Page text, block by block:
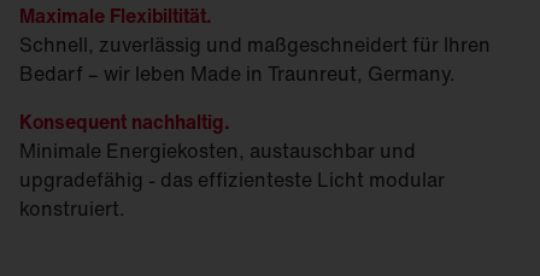
Maximale Flexibiltität.
Schnell, zuverlässig und maßgeschneidert für Ihren
Bedarf – wir leben Made in Traunreut, Germany.
Konsequent nachhaltig.
Minimale Energiekosten, austauschbar und
upgradefähig - das effizienteste Licht modular
konstruiert.